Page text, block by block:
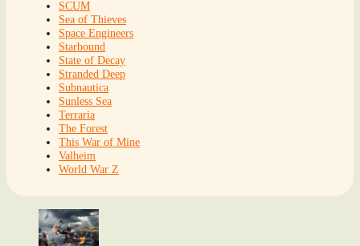
SCUM
Sea of Thieves
Space Engineers
Starbound
State of Decay
Stranded Deep
Subnautica
Sunless Sea
Terraria
The Forest
This War of Mine
Valheim
World War Z